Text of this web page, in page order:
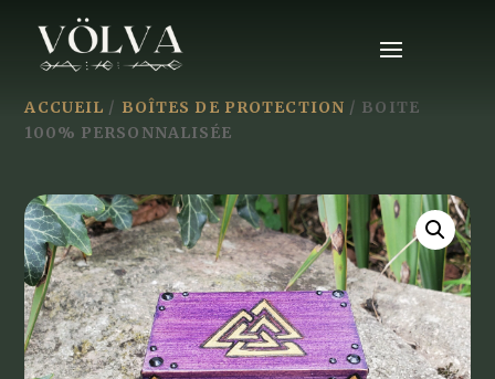
ACCUEIL / BOÎTES DE PROTECTION / BOITE
100% PERSONNALISÉE